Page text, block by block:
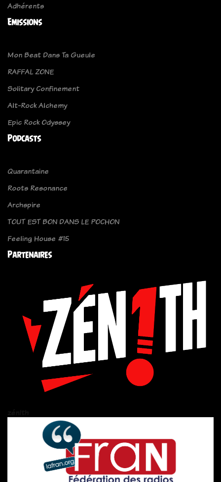
Adhérents
Emissions
Mon Beat Dans Ta Gueule
RAFFAL ZONE
Solitary Confinement
Alt-Rock Alchemy
Epic Rock Odyssey
Podcasts
Quarantaine
Roots Resonance
Archspire
TOUT EST BON DANS LE POCHON
Feeling House #15
Partenaires